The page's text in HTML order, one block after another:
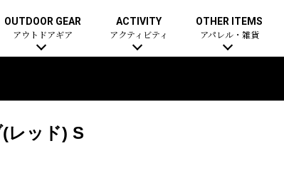
OUTDOOR GEAR
アウトドアギア
ACTIVITY
アクティビティ
OTHER ITEMS
アパレル・雑貨
レッド) S